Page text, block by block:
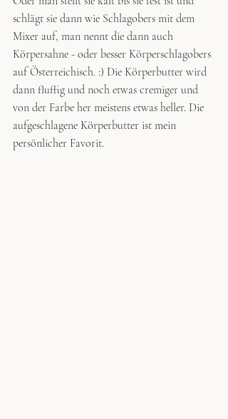
schlägt sie dann wie Schlagobers mit dem
Mixer auf, man nennt die dann auch
Körpersahne - oder besser Körperschlagobers
auf Österreichisch. :) Die Körperbutter wird
dann fluffig und noch etwas cremiger und
von der Farbe her meistens etwas heller. Die
aufgeschlagene Körperbutter ist mein
persönlicher Favorit.